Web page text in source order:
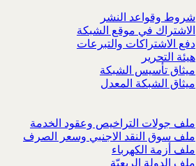
شروط وقواعد النشر
الاشتراك في موقع الشبكة
دفع الاشتراكات والتبرعات
هيئة التحرير
ميثاق تأسيس الشبكة
ميثاق الشبكة المعدل
ملف جولات التراخيص وعقود الخدمة
ملف سوق النقد الاجنبي وسعر الصرف
ملف أزمة الكهرباء
ملف الدولة الريعيّة